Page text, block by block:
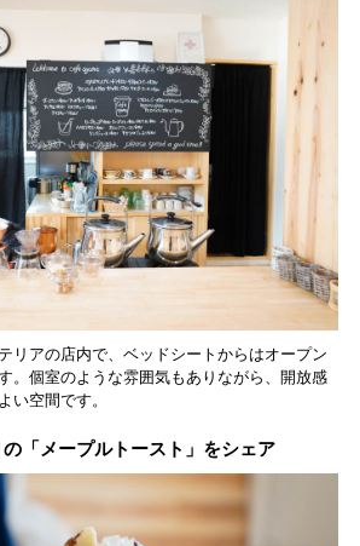
リアの店内で、ベッドシートからはオープン
。個室のような雰囲気もありながら、開放感
い空間です。
「メープルトースト」をシェア